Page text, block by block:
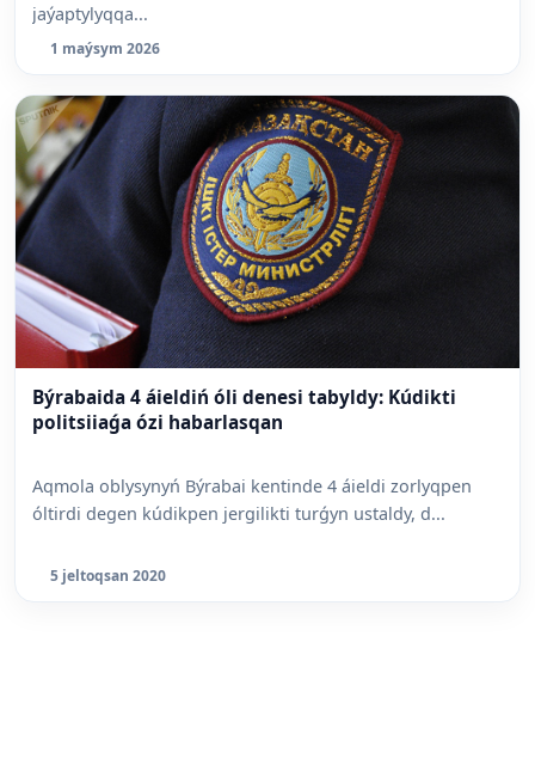
jaýaptylyqqa...
1 maýsym 2026
Býrabaida 4 áieldiń óli denesi tabyldy: Kúdikti
politsiiaǵa ózi habarlasqan
Aqmola oblysynyń Býrabai kentinde 4 áieldi zorlyqpen
óltirdi degen kúdikpen jergilikti turǵyn ustaldy, d...
5 jeltoqsan 2020